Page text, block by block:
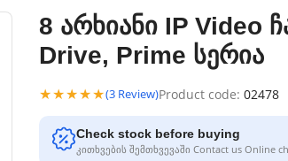
8 არხიანი IP Video
Drive, Prime სერია
★★★★★(3 Review)Product code: 02478
Check stock before buying
კითხვების შემთხვევაში Contact us Online